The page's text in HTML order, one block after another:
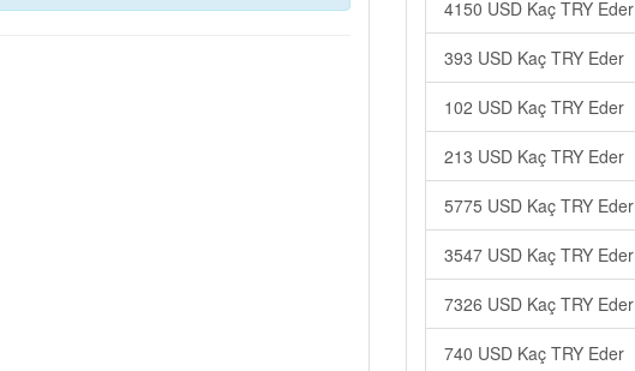
4150 USD Kaç TRY Eder
393 USD Kaç TRY Eder
102 USD Kaç TRY Eder
213 USD Kaç TRY Eder
5775 USD Kaç TRY Eder
3547 USD Kaç TRY Eder
7326 USD Kaç TRY Eder
740 USD Kaç TRY Eder